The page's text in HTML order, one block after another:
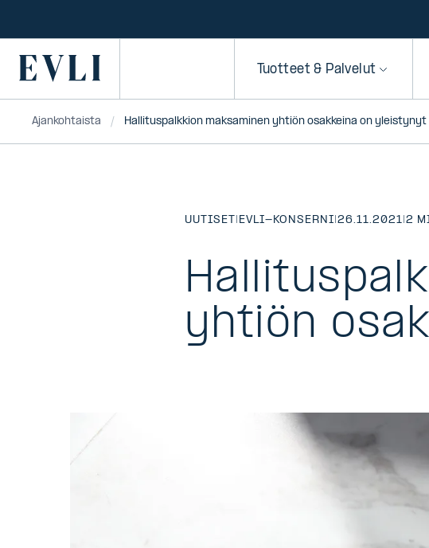
Primary Tuotteet & Palvelut
Ajankohtaista Hallituspalkkion maksaminen yhtiön osakkeina on yleistynyt
UUTISET | EVLI-KONSERNI|26.11.2021|2
yhtiön